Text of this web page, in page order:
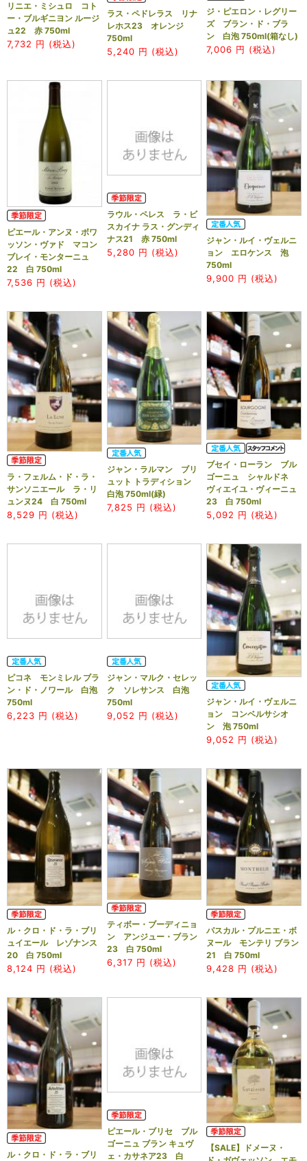
リニエ・ミシュロ コト
ー・ブルギニヨン ルージ
ュ22 赤 750ml
7,732 円 (税込)
ラス・ペドレラス リナ
レホス23 オレンジ
750ml
5,240 円 (税込)
ジ・ピエロン・レグリー
ズ ブラン・ド・ブラ
ン 白泡 750ml(箱なし)
7,006 円 (税込)
ピエール・アンヌ・ボワ
ッソン・ヴァド マコン
ブレイ・モンターニュ
22 白 750ml
7,536 円 (税込)
ラウル・ペレス ラ・ビ
スカイナ ラス・グンディ
ナス21 赤 750ml
5,280 円 (税込)
ジャン・ルイ・ヴェルニ
ョン エロケンス 泡
750ml
9,900 円 (税込)
ラ・フェルム・ド・ラ・
サンソニエール ラ・リ
ュンヌ24 白 750ml
8,529 円 (税込)
ジャン・ラルマン ブリ
ュット トラディション
白泡 750ml(緑)
7,825 円 (税込)
ブセイ・ローラン ブル
ゴーニュ シャルドネ
ヴィエイユ・ヴィーニュ
23 白 750ml
5,092 円 (税込)
ピコネ モンミレル ブラ
ン・ド・ノワール 白泡
750ml
6,223 円 (税込)
ジャン・マルク・セレッ
ク ソレサンス 白泡
750ml
9,052 円 (税込)
ジャン・ルイ・ヴェルニ
ョン コンベルサシオ
ン 泡 750ml
9,052 円 (税込)
ル・クロ・ド・ラ・ブリ
ュイエール レゾナンス
20 白 750ml
8,124 円 (税込)
ティボー・ブーディニョ
ン アンジュー・ブラン
23 白 750ml
6,317 円 (税込)
パスカル・プルニエ・ボ
ヌール モンテリ ブラン
21 白 750ml
9,428 円 (税込)
ル・クロ・ド・ラ・ブリ
ピエール・ブリセ ブル
ゴーニュ ブラン キュヴ
ェ・カサネア23 白
【SALE】ドメーヌ・